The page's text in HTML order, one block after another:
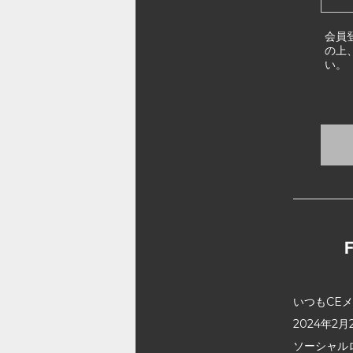
会員
の上
い。
いつもCE
2024年2月
ソーシャ